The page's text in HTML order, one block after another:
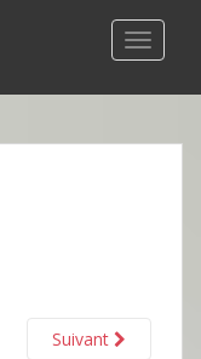
Toggle
Suivant